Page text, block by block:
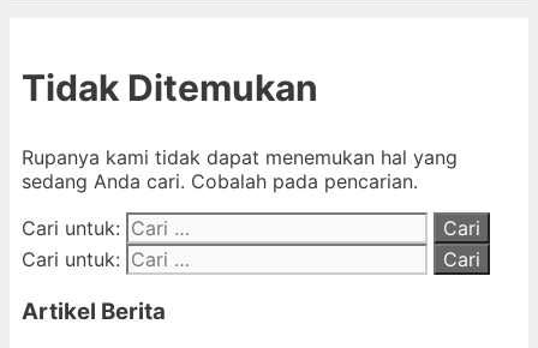
Tidak Ditemukan
Rupanya kami tidak dapat menemukan hal yang
sedang Anda cari. Cobalah pada pencarian.
Cari untuk:
Cari untuk:
Artikel Berita